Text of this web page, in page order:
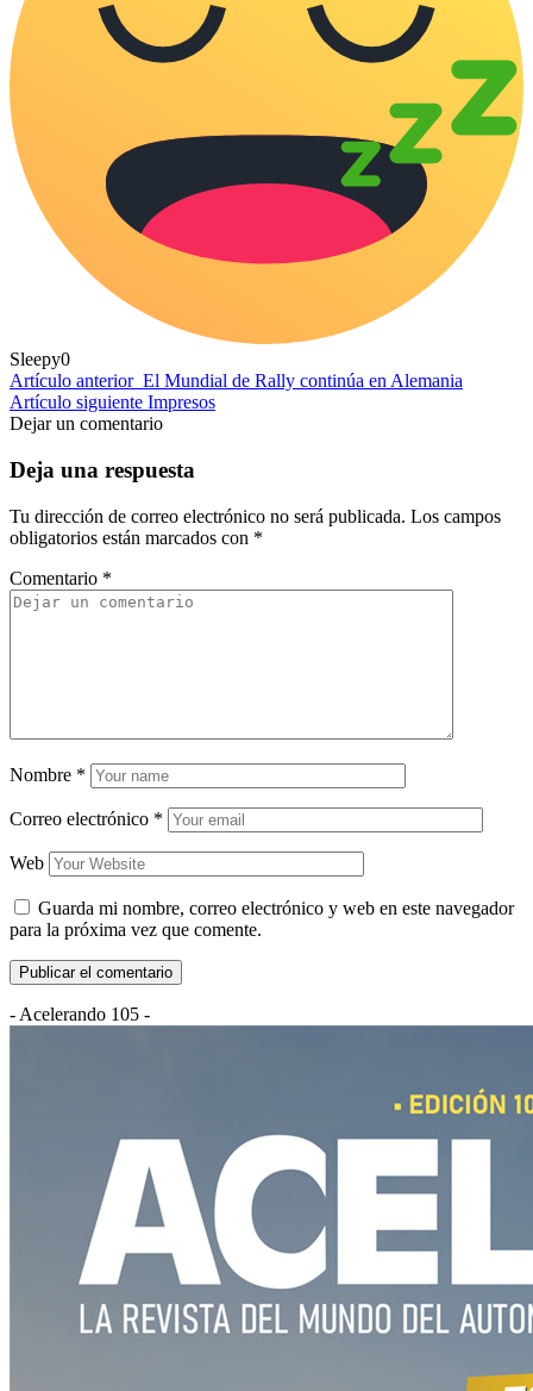
Sleepy0
Artículo anterior El Mundial de Rally continúa en Alemania
Artículo siguiente Impresos
Dejar un comentario
Deja una respuesta
Tu dirección de correo electrónico no será publicada. Los campos
obligatorios están marcados con *
Comentario *
Nombre *
Correo electrónico *
Web
Guarda mi nombre, correo electrónico y web en este navegador
para la próxima vez que comente.
- Acelerando 105 -